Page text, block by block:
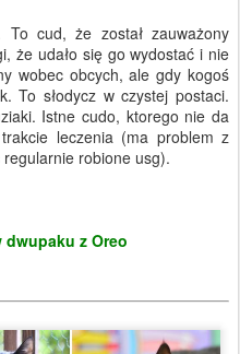
cud, że został zauważony
że udało się go wydostać i nie
wobec obcych, ale gdy kogoś
To słodycz w czystej postaci.
Istne cudo, ktorego nie da
leczenia (ma problem z
robione usg).
z Oreo